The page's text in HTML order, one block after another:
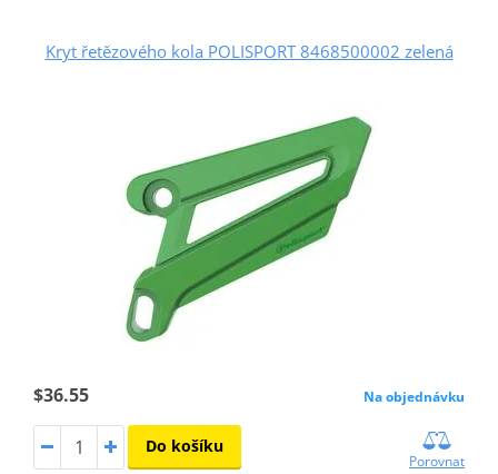
Kryt řetězového kola POLISPORT 8468500002 zelená
$36.55 Na objednávku
Do košíku
Porovnat